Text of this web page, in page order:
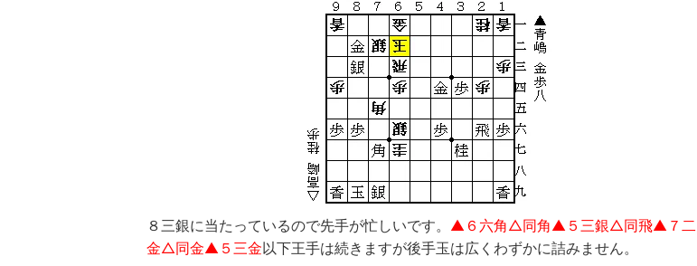
８三銀に当たっているので先手が忙しいです。 ▲６六角△同角▲５三銀△同飛▲７二
金△同金▲５三金以下王手は続きますが後手玉は広くわずかに詰みません。